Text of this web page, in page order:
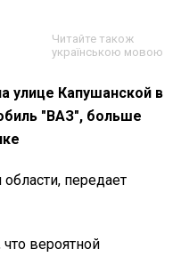
Читайте також
українською мовою
улице Капушанской в
"ВАЗ", больше
передает
вероятной